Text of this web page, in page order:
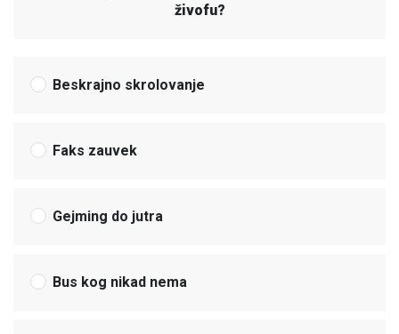
živofu?
Beskrajno skrolovanje
Faks zauvek
Gejming do jutra
Bus kog nikad nema